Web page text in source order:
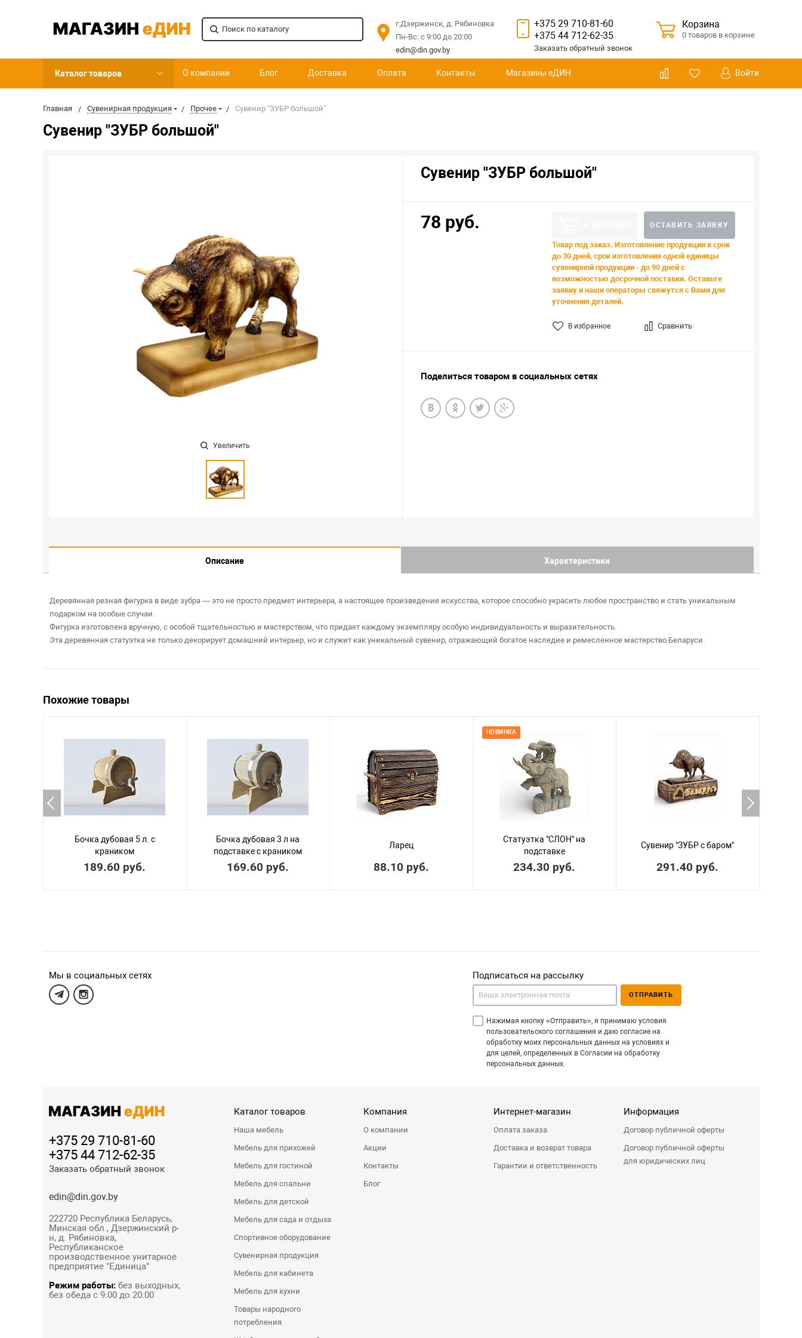
г.Дзержинск, д. Рябиновка
Пн-Вс: c 9:00 до 20:00
edin@din.gov.by
+375 29 710-81-60
+375 44 712-62-35
Заказать обратный звонок
Корзина
0 товаров в корзине
Каталог товаров О компании Блог Доставка Оплата Контакты Магазины еДИН Войти
Главная Сувенирная продукция Прочее Сувенир "ЗУБР большой"
Сувенир "ЗУБР большой"
Увеличить
Сувенир "ЗУБР большой"
78 руб. ОСТАВИТЬ ЗАЯВКУ
Товар под заказ. Изготовление продукции в срок
до 30 дней, срок изготовления одной единицы
сувенирной продукции - до 90 дней с
возможностью досрочной поставки. Оставьте
заявку и наши операторы свяжутся с Вами для
уточнения деталей.
В избранное Сравнить
Поделиться товаром в социальных сетях
Описание Характеристики
Деревянная резная фигурка в виде зубра — это не просто предмет интерьера, а настоящее произведение искусства, которое способно украсить любое пространство и стать уникальным
подарком на особые случаи.
Фигурка изготовлена вручную, с особой тщательностью и мастерством, что придает каждому экземпляру особую индивидуальность и выразительность.
Эта деревянная статуэтка не только декорирует домашний интерьер, но и служит как уникальный сувенир, отражающий богатое наследие и ремесленное мастерство Беларуси.
Похожие товары
Бочка дубовая 5 л. с
краником
189.60 руб.
Бочка дубовая 3 л на
подставке с краником
169.60 руб.
Ларец
88.10 руб.
НОВИНКА
Статуэтка "СЛОН" на
подставке
234.30 руб.
Сувенир "ЗУБР с баром"
291.40 руб.
Мы в социальных сетях Подписаться на рассылку
Нажимая кнопку «Отправить», я принимаю условия
пользовательского соглашения и даю согласие на
обработку моих персональных данных на условиях и
для целей, определенных в Согласии на обработку
персональных данных.
ОТПРАВИТЬ
+375 29 710-81-60
+375 44 712-62-35
Заказать обратный звонок
edin@din.gov.by
222720 Республика Беларусь,
Минская обл., Дзержинский р-
н, д. Рябиновка,
Республиканское
производственное унитарное
предприятие "Единица"
Режим работы:без выходных,
без обеда с 9:00 до 20:00
Каталог товаров
Наша мебель
Мебель для прихожей
Мебель для гостиной
Мебель для спальни
Мебель для детской
Мебель для сада и отдыха
Спортивное оборудование
Сувенирная продукция
Мебель для кабинета
Мебель для кухни
Товары народного
потребления
Компания
О компании
Акции
Контакты
Блог
Интернет-магазин
Оплата заказа
Доставка и возврат товара
Гарантии и ответственность
Информация
Договор публичной оферты
Договор публичной оферты
для юридических лиц